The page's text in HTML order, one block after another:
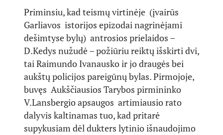
Priminsiu, kad teismų virtinėje (įvairūs
Garliavos istorijos epizodai nagrinėjami
dešimtyse bylų) antrosios prielaidos –
D.Kedys nužudė – požiūriu reiktų išskirti dvi,
tai Raimundo Ivanausko ir jo draugės bei
aukštų policijos pareigūnų bylas. Pirmojoje,
buvęs Aukščiausios Tarybos pirmininko
V.Lansbergio apsaugos artimiausio rato
dalyvis kaltinamas tuo, kad pritarė
supykusiam dėl dukters lytinio išnaudojimo